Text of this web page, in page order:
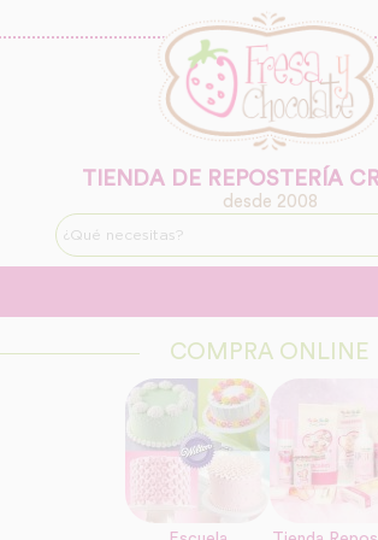
TIENDA DE REPOSTERÍA
desde 2008
COMPRA ONLINE